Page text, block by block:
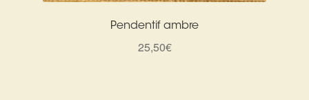
Pendentif ambre
25,50€